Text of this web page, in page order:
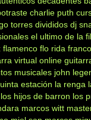
charlie puth
torres divididos dj
el ultimo de la
flamenco flo rida
virtual online
musicales john
estación la renga
los hijos de barron los
marcos witt